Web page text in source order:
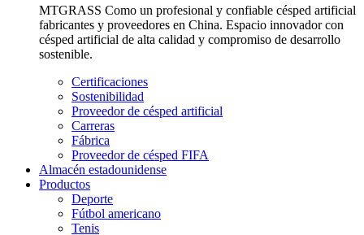
MTGRASS Como un profesional y confiable césped artificial
fabricantes y proveedores en China. Espacio innovador con
césped artificial de alta calidad y compromiso de desarrollo
sostenible.
Certificaciones
Sostenibilidad
Proveedor de césped artificial
Carreras
Fábrica
Proveedor de césped FIFA
Almacén estadounidense
Productos
Deporte
Fútbol americano
Tenis